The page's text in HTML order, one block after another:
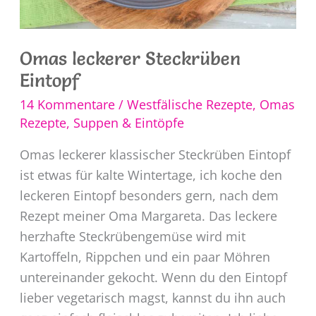
Omas leckerer Steckrüben
Eintopf
14 Kommentare / Westfälische Rezepte, Omas
Rezepte, Suppen & Eintöpfe
Omas leckerer klassischer Steckrüben Eintopf
ist etwas für kalte Wintertage, ich koche den
leckeren Eintopf besonders gern, nach dem
Rezept meiner Oma Margareta. Das leckere
herzhafte Steckrübengemüse wird mit
Kartoffeln, Rippchen und ein paar Möhren
untereinander gekocht. Wenn du den Eintopf
lieber vegetarisch magst, kannst du ihn auch